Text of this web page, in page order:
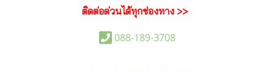
ติดต่อด่วนได้ทุกช่องทาง >>
088-189-3708